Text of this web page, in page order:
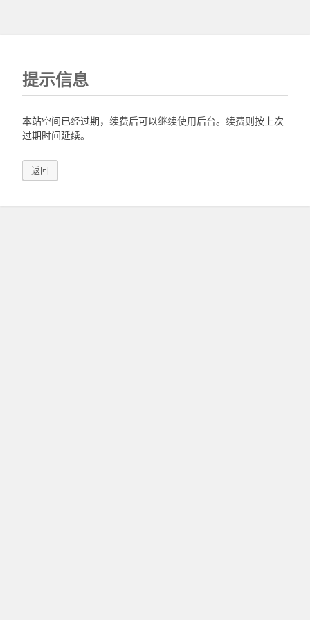
提示信息
本站空间已经过期，续费后可以继续使用后台。续费则按上次
过期时间延续。
返回